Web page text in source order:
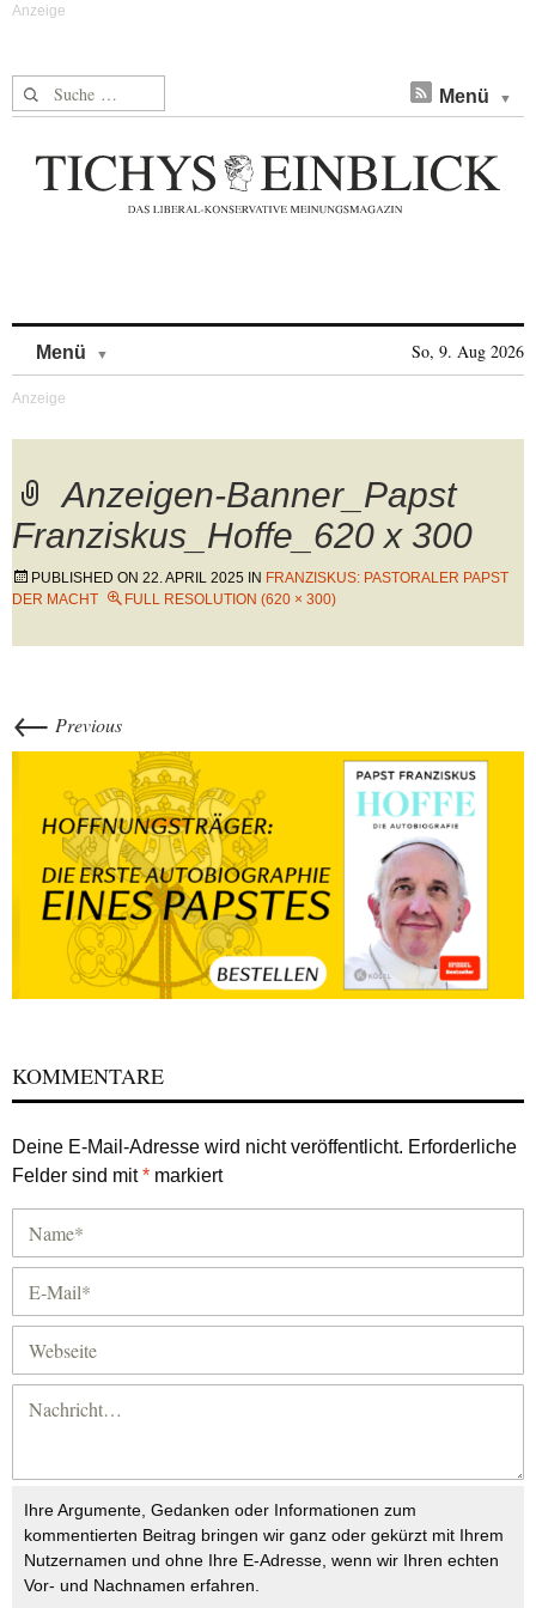
Suche nach: Menü
Menü So, 9. Aug 2026
Anzeigen-Banner_Papst
Franziskus_Hoffe_620 x 300
PUBLISHED ON 22. APRIL 2025 IN FRANZISKUS: PASTORALER PAPST
DER MACHT
FULL RESOLUTION (620 × 300)
← Previous
KOMMENTARE
Deine E-Mail-Adresse wird nicht veröffentlicht. Erforderliche
Felder sind mit* markiert
Ihre Argumente, Gedanken oder Informationen zum
kommentierten Beitrag bringen wir ganz oder gekürzt mit Ihrem
Nutzernamen und ohne Ihre E-Adresse, wenn wir Ihren echten
Vor- und Nachnamen erfahren.